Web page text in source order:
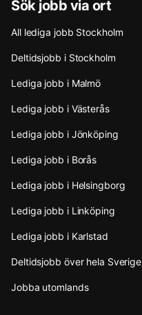
Sök jobb via ort
All lediga jobb Stockholm
Deltidsjobb i Stockholm
Lediga jobb i Malmö
Lediga jobb i Västerås
Lediga jobb i Jönköping
Lediga jobb i Borås
Lediga jobb i Helsingborg
Lediga jobb i Linköping
Lediga jobb i Karlstad
Deltidsjobb över hela Sverige
Jobba utomlands